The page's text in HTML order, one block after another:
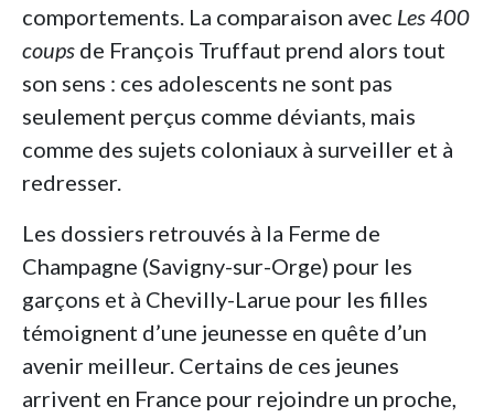
comportements. La comparaison avec Les 400
coups de François Truffaut prend alors tout
son sens : ces adolescents ne sont pas
seulement perçus comme déviants, mais
comme des sujets coloniaux à surveiller et à
redresser.
Les dossiers retrouvés à la Ferme de
Champagne (Savigny-sur-Orge) pour les
garçons et à Chevilly-Larue pour les filles
témoignent d’une jeunesse en quête d’un
avenir meilleur. Certains de ces jeunes
arrivent en France pour rejoindre un proche,